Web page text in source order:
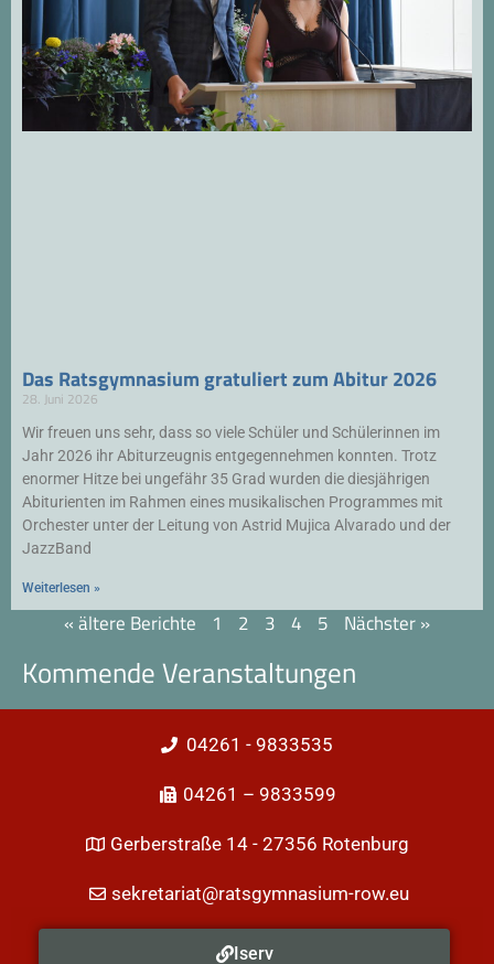
Das Ratsgymnasium gratuliert zum Abitur 2026
28. Juni 2026
Wir freuen uns sehr, dass so viele Schüler und Schülerinnen im
Jahr 2026 ihr Abiturzeugnis entgegennehmen konnten. Trotz
enormer Hitze bei ungefähr 35 Grad wurden die diesjährigen
Abiturienten im Rahmen eines musikalischen Programmes mit
Orchester unter der Leitung von Astrid Mujica Alvarado und der
JazzBand
Weiterlesen »
« ältere Berichte 1 2 3 4 5 Nächster »
Kommende Veranstaltungen
04261 - 9833535
04261 – 9833599
Gerberstraße 14 - 27356 Rotenburg
sekretariat@ratsgymnasium-row.eu
Iserv